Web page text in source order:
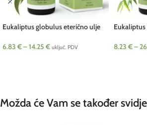
Eukaliptus globulus eterično ulje
6.83 €–14.25 € uključ. PDV
8.23 €–
Možda će Vam se također